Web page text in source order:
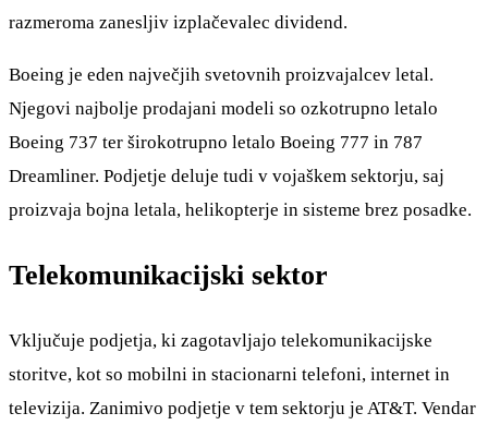
razmeroma zanesljiv izplačevalec dividend.
Boeing je eden največjih svetovnih proizvajalcev letal.
Njegovi najbolje prodajani modeli so ozkotrupno letalo
Boeing 737 ter širokotrupno letalo Boeing 777 in 787
Dreamliner. Podjetje deluje tudi v vojaškem sektorju, saj
proizvaja bojna letala, helikopterje in sisteme brez posadke.
Telekomunikacijski sektor
Vključuje podjetja, ki zagotavljajo telekomunikacijske
storitve, kot so mobilni in stacionarni telefoni, internet in
televizija. Zanimivo podjetje v tem sektorju je AT&T. Vendar